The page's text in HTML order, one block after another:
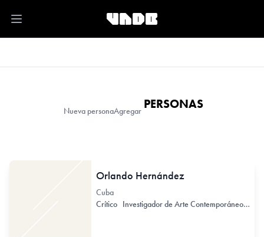
Open main menu
Nueva personaAgregar PERSONAS
Orlando Hernández
Cuba
Crítico Investigador de Arte Contemporáneo